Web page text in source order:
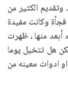
وتقديم الكثير من
فجأة وكانت مفيدة
أبعد منها ، ظهرت
هل تتخيل يوما
ادوات معينه من